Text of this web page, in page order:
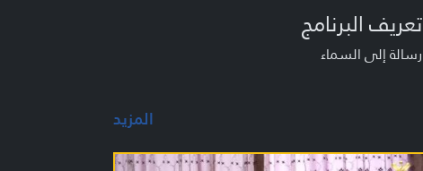
تعريف البرنامج
رسالة إلى السماء
المزيد